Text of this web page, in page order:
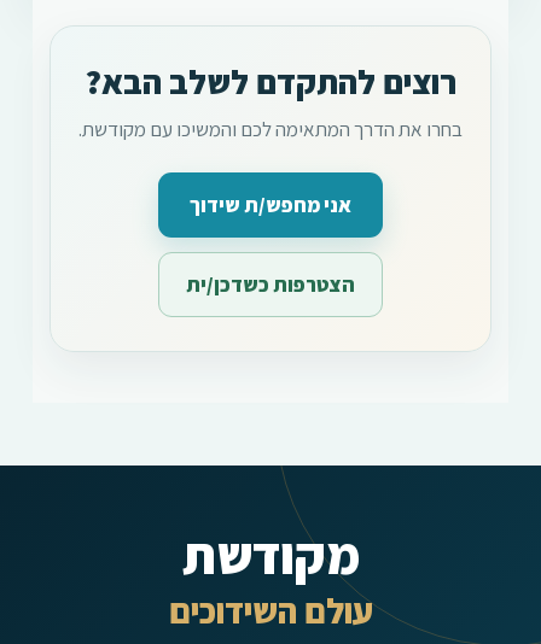
רוצים להתקדם לשלב הבא?
בחרו את הדרך המתאימה לכם והמשיכו עם מקודשת.
אני מחפש/ת שידוך
הצטרפות כשדכן/ית
מקודשת
עולם השידוכים